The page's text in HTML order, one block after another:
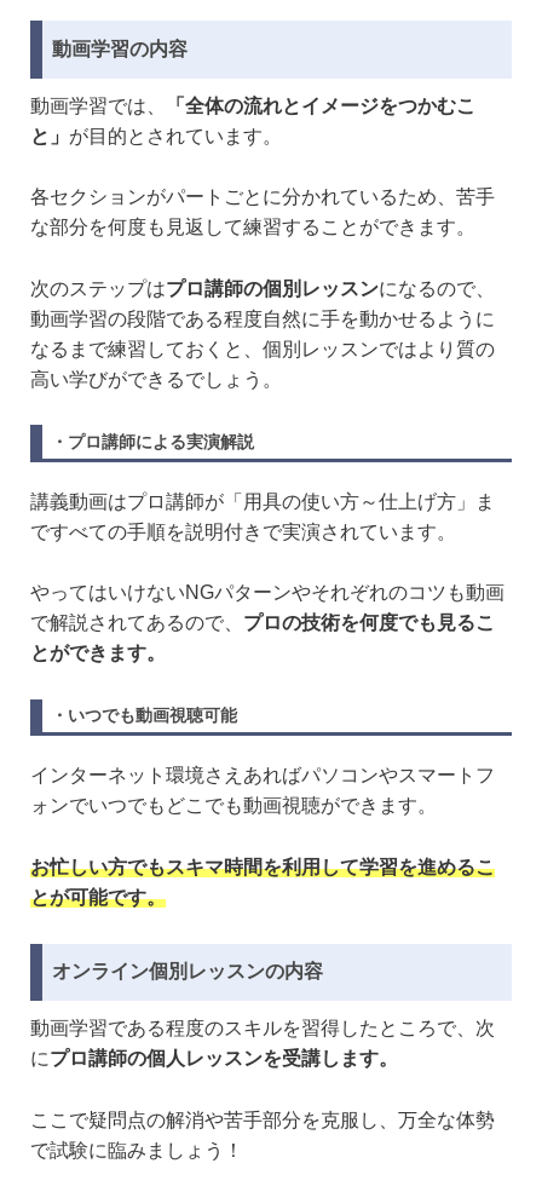
動画学習の内容
動画学習では、
「全体の流れとイメージをつかむこ
と」 が目的とされています。
各セクションがパートごとに分かれているため、苦手
な部分を何度も見返して練習することができます。
次のステップはプロ講師の個別レッスンになるので、
動画学習の段階である程度自然に手を動かせるように
なるまで練習しておくと、個別レッスンではより質の
高い学びができるでしょう。
・プロ講師による実演解説
講義動画はプロ講師が「用具の使い方～仕上げ方」ま
ですべての手順を説明付きで実演されています。
やってはいけないNGパターンやそれぞれのコツも動画
で解説されてあるので、 プロの技術を何度でも見るこ
とができます。
・いつでも動画視聴可能
インターネット環境さえあればパソコンやスマートフ
ォンでいつでもどこでも動画視聴ができます。
お忙しい方でもスキマ時間を利用して学習を進めるこ
とが可能です。
オンライン個別レッスンの内容
動画学習である程度のスキルを習得したところで、次
にプロ講師の個人レッスンを受講します。
ここで疑問点の解消や苦手部分を克服し、万全な体勢
で試験に臨みましょう！